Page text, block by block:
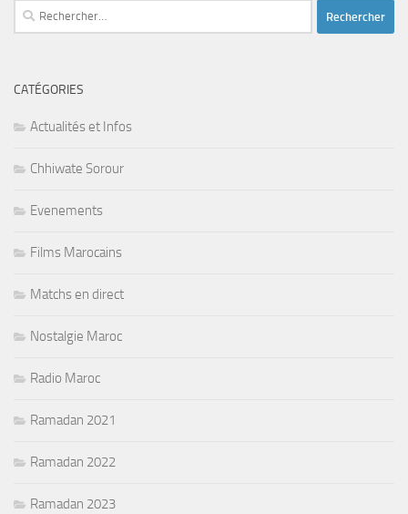
Rechercher :
CATÉGORIES
Actualités et Infos
Chhiwate Sorour
Evenements
Films Marocains
Matchs en direct
Nostalgie Maroc
Radio Maroc
Ramadan 2021
Ramadan 2022
Ramadan 2023